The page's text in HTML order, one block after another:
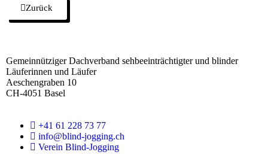
Zurück
o
t
e
Gemeinnütziger Dachverband sehbeeinträchtigter und blinder
Läuferinnen und Läufer
Aeschengraben 10
CH-4051 Basel
+41 61 228 73 77
info@blind-jogging.ch
Verein Blind-Jogging